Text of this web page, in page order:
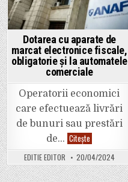
la
6,85%
pe
an
Dotarea cu aparate de
marcat electronice fiscale,
obligatorie și la automatele
comerciale
Operatorii economici
care efectuează livrări
de bunuri sau prestări
de… Citește
cu
aparate
de
marcat
electronice
EDITIE EDITOR 20/04/2024